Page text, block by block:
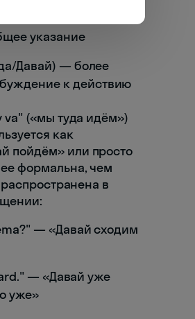
указание
Давай) — более
к действию
va" («мы туда идём»)
как
пойдём» или просто
формальна, чем
в
— «Давай сходим
— «Давай уже
уже»